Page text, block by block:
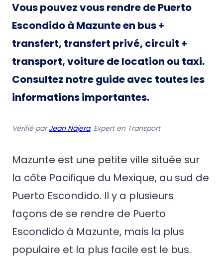
Vous pouvez vous rendre de Puerto
Escondido à Mazunte en bus +
transfert, transfert privé, circuit +
transport, voiture de location ou taxi.
Consultez notre guide avec toutes les
informations importantes.
Vérifié parJean Nájera, Expert en Transport
Mazunte est une petite ville située sur
la côte Pacifique du Mexique, au sud de
Puerto Escondido. Il y a plusieurs
façons de se rendre de Puerto
Escondido à Mazunte, mais la plus
populaire et la plus facile est le bus.